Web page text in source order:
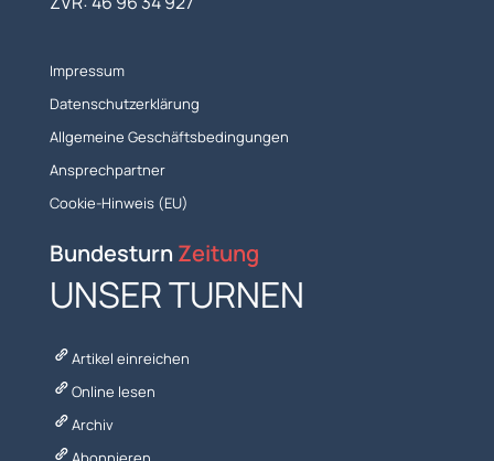
Impressum
Datenschutzerklärung
Allgemeine Geschäftsbedingungen
Ansprechpartner
Cookie-Hinweis (EU)
Bundesturn Zeitung
UNSER TURNEN
Artikel einreichen
Online lesen
Archiv